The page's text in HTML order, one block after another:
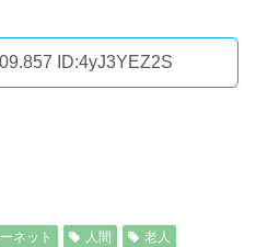
ID:4yJ3YEZ2S
ネット 人間
老人